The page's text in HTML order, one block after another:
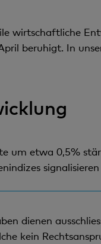
wirtschaftliche
beruhigt. In
um etwa 0,5%
dienen
kein